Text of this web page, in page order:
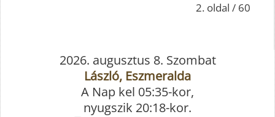
2. oldal / 60
2026. augusztus 8. Szombat
László, Eszmeralda
A Nap kel 05:35-kor,
nyugszik 20:18-kor.